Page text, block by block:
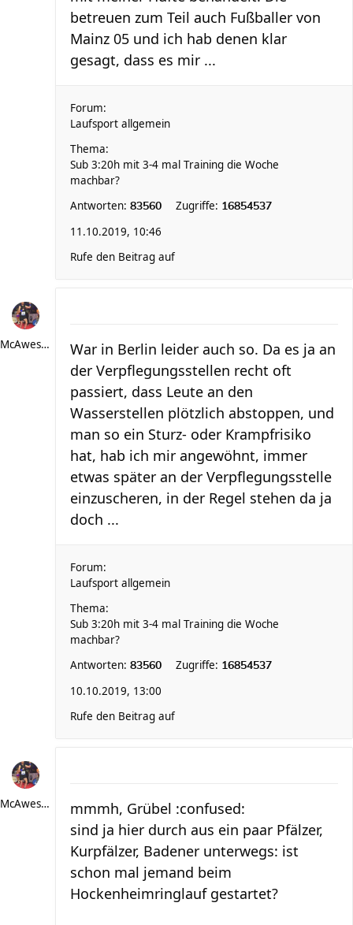
betreuen zum Teil auch Fußballer von
Mainz 05 und ich hab denen klar
gesagt, dass es mir ...
Forum:
Laufsport allgemein
Thema:
Sub 3:20h mit 3-4 mal Training die Woche
machbar?
Antworten: 83560 Zugriffe: 16854537
11.10.2019, 10:46
Rufe den Beitrag auf
McAwesome
War in Berlin leider auch so. Da es ja an
der Verpflegungsstellen recht oft
passiert, dass Leute an den
Wasserstellen plötzlich abstoppen, und
man so ein Sturz- oder Krampfrisiko
hat, hab ich mir angewöhnt, immer
etwas später an der Verpflegungsstelle
einzuscheren, in der Regel stehen da ja
doch ...
Forum:
Laufsport allgemein
Thema:
Sub 3:20h mit 3-4 mal Training die Woche
machbar?
Antworten: 83560 Zugriffe: 16854537
10.10.2019, 13:00
Rufe den Beitrag auf
McAwesome
mmmh, Grübel :confused:
sind ja hier durch aus ein paar Pfälzer,
Kurpfälzer, Badener unterwegs: ist
schon mal jemand beim
Hockenheimringlauf gestartet?